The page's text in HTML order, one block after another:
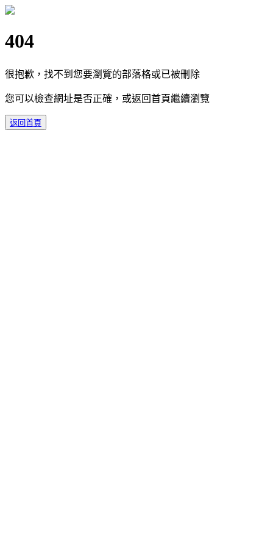
404
很抱歉，找不到您要瀏覽的部落格或已被刪除
您可以檢查網址是否正確，或返回首頁繼續瀏覽
返回首頁